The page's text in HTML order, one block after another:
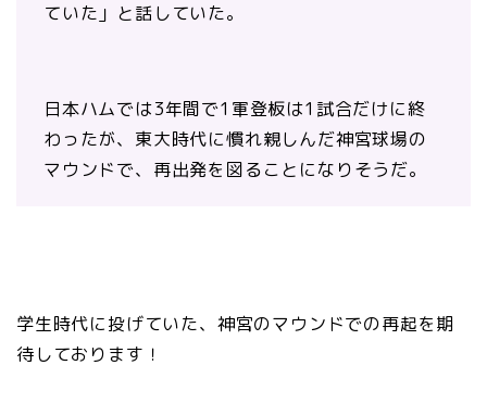
ていた」と話していた。
日本ハムでは3年間で1軍登板は1試合だけに終
わったが、東大時代に慣れ親しんだ神宮球場の
マウンドで、再出発を図ることになりそうだ。
学生時代に投げていた、神宮のマウンドでの再起を期
待しております！